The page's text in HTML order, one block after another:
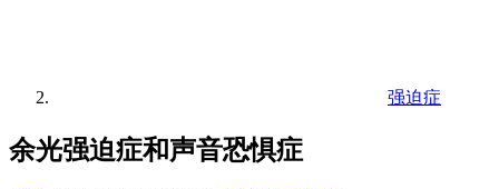
强迫症
余光强迫症和声音恐惧症